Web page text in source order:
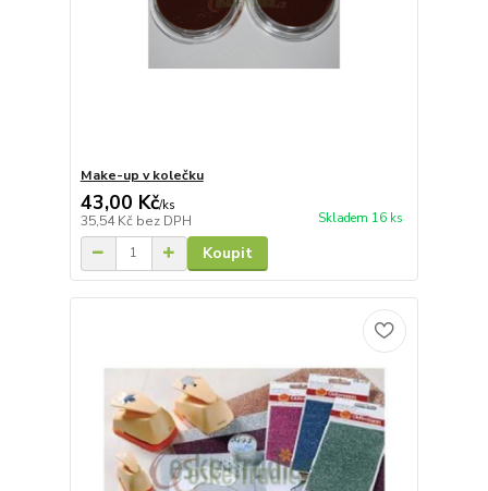
Make-up v kolečku
43,00 Kč/ks
35,54 Kč bez DPH Skladem 16 ks
Koupit